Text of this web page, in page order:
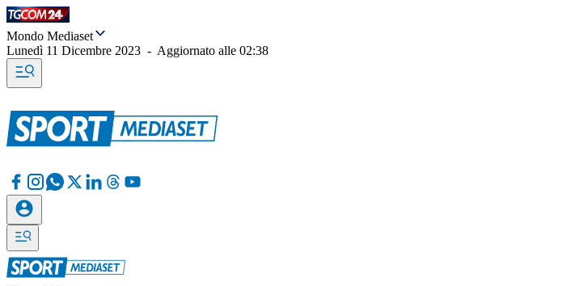
Mondo Mediaset
Lunedì 11 Dicembre 2023 - Aggiornato alle 02:38